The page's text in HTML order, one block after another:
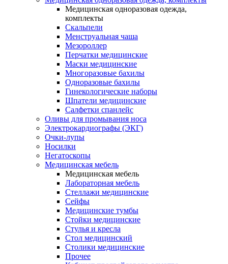
Медицинская одноразовая одежда,
комплекты
Скальпели
Менструальная чаша
Мезороллер
Перчатки медицинские
Маски медицинские
Многоразовые бахилы
Одноразовые бахилы
Гинекологические наборы
Шпатели медицинские
Салфетки спанлейс
Оливы для промывания носа
Электрокардиографы (ЭКГ)
Очки-лупы
Носилки
Негатоскопы
Медицинская мебель
Медицинская мебель
Лабораторная мебель
Стеллажи медицинские
Сейфы
Медицинские тумбы
Стойки медицинские
Cтулья и кресла
Стол медицинский
Столики медицинские
Прочее